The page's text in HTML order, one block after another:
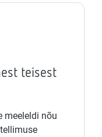
teisest
meeleldi nõu